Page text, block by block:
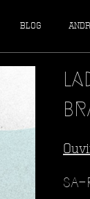
BLOG
SA-